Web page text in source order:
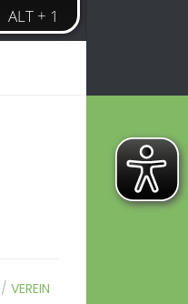
/ VEREIN